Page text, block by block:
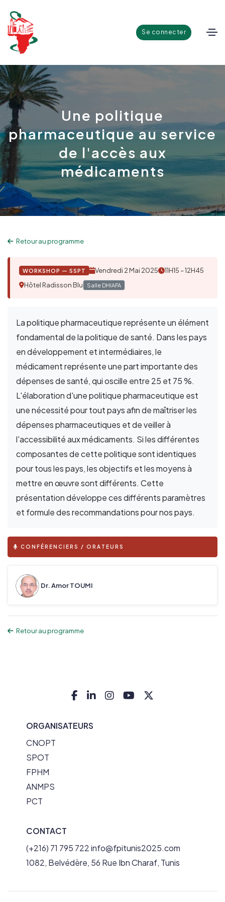
Se connecter
Une politique
pharmaceutique au service
de l'accès aux
médicaments
Retour au programme
WORKSHOP — SSPT Vendredi 2 Mai 2025
11H15 – 12H45
Hôtel Radisson Blu
Salle DHIAFA
La politique pharmaceutique représente un élément
fondamental de la politique de santé. Dans les pays
en développement et intermédiaires, le
médicament représente une part importante des
dépenses de santé, qui oscille entre 25 et 75 %.
L'élaboration d'une politique pharmaceutique est
une nécessité pour tout pays afin de maîtriser les
dépenses pharmaceutiques et de veiller à
l'accessibilité aux médicaments. Si les différentes
composantes de cette politique sont identiques
pour tous les pays, les objectifs et les moyens à
mettre en œuvre sont différents. Cette
présentation développe ces différents paramètres
et formule des recommandations pour nos pays.
CONFÉRENCIERS / ORATEURS
Dr. Amor TOUMI
Retour au programme
ORGANISATEURS
CNOPT
SPOT
FPHM
ANMPS
PCT
CONTACT
(+216) 71 795 722 info@fpitunis2025.com
1082, Belvédère, 56 Rue Ibn Charaf, Tunis